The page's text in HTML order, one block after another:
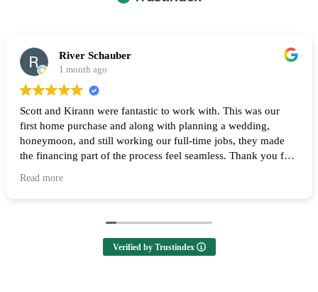
River Schauber
1 month ago
Scott and Kirann were fantastic to work with. This was our
first home purchase and along with planning a wedding,
honeymoon, and still working our full-time jobs, they made
the financing part of the process feel seamless. Thank you for
Read more
Verified by Trustindex